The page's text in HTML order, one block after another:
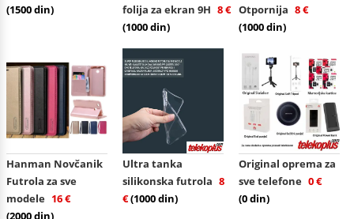
(1500 din)
folija za ekran 9H 8 €
(1000 din)
Otpornija 8 €
(1000 din)
Hanman Novčanik
Futrola za sve
modele 16 €
(2000 din)
Ultra tanka
silikonska futrola 8
€(1000 din)
Original oprema za
sve telefone 0 €
(0 din)